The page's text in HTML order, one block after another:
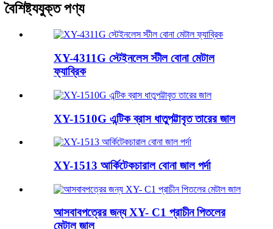
বৈশিষ্ট্যযুক্ত পণ্য
XY-4311G স্টেইনলেস স্টীল বোনা মেটাল
ফ্যাব্রিক
XY-1510G এন্টিক ব্রাস ধাতুপট্টাবৃত তারের জাল
XY-1513 আর্কিটেকচারাল বোনা জাল পর্দা
আসবাবপত্রের জন্য XY- C1 প্রাচীন পিতলের
মেটাল জাল